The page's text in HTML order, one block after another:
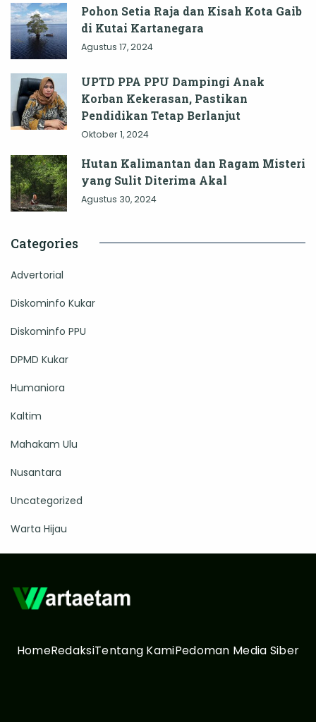
Pohon Setia Raja dan Kisah Kota Gaib
di Kutai Kartanegara
Agustus 17, 2024
UPTD PPA PPU Dampingi Anak
Korban Kekerasan, Pastikan
Pendidikan Tetap Berlanjut
Oktober 1, 2024
Hutan Kalimantan dan Ragam Misteri
yang Sulit Diterima Akal
Agustus 30, 2024
Categories
Advertorial
Diskominfo Kukar
Diskominfo PPU
DPMD Kukar
Humaniora
Kaltim
Mahakam Ulu
Nusantara
Uncategorized
Warta Hijau
HomeRedaksiTentang KamiPedoman Media Siber